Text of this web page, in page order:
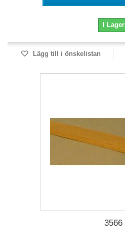
I Lager
Lägg till i önskelistan
3566